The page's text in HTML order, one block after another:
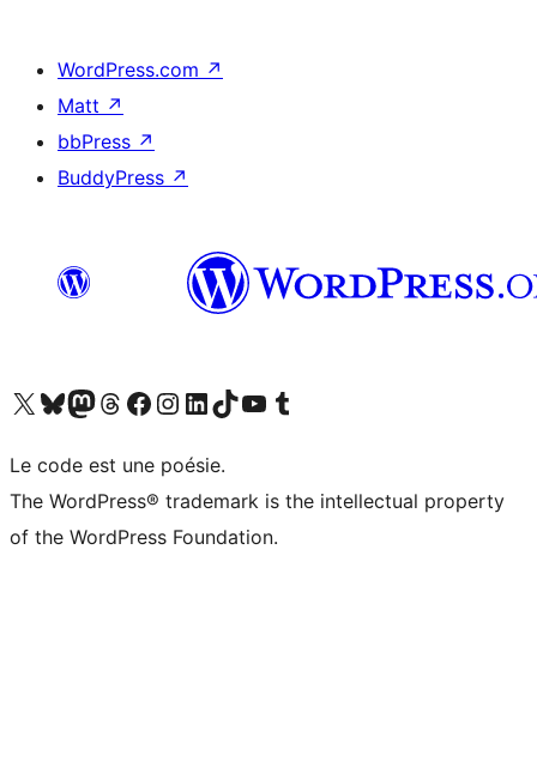
WordPress.com ↗
Matt ↗
bbPress ↗
BuddyPress ↗
Visit our X (formerly Twitter) account
Visit our Bluesky account
Visit our Mastodon account
Visit our Threads account
Visit our Facebook page
Visit our Instagram account
Visit our LinkedIn account
Visit our TikTok account
Visit our YouTube channel
Visit our Tumblr account
Le code est une poésie.
The WordPress® trademark is the intellectual property
of the WordPress Foundation.